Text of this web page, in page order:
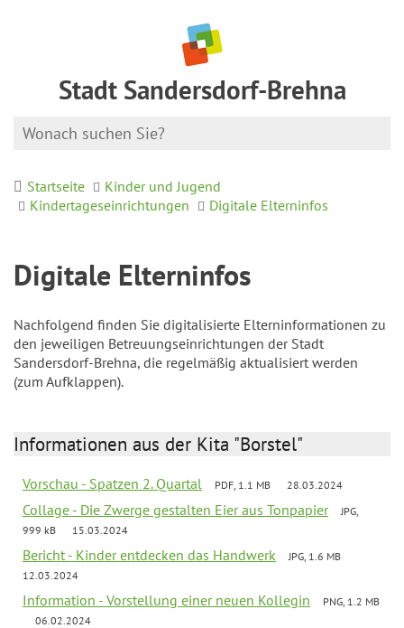
Stadt Sandersdorf-Brehna
Startseite
Kinder und Jugend
Kindertageseinrichtungen
Digitale Elterninfos
Digitale Elterninfos
Nachfolgend finden Sie digitalisierte Elterninformationen zu
den jeweiligen Betreuungseinrichtungen der Stadt
Sandersdorf-Brehna, die regelmäßig aktualisiert werden
(zum Aufklappen).
Informationen aus der Kita "Borstel"
Vorschau - Spatzen 2. Quartal PDF, 1.1 MB 28.03.2024
Collage - Die Zwerge gestalten Eier aus Tonpapier
JPG,
999 kB
15.03.2024
Bericht - Kinder entdecken das Handwerk
JPG, 1.6 MB
12.03.2024
Information - Vorstellung einer neuen Kollegin
PNG, 1.2 MB
06.02.2024